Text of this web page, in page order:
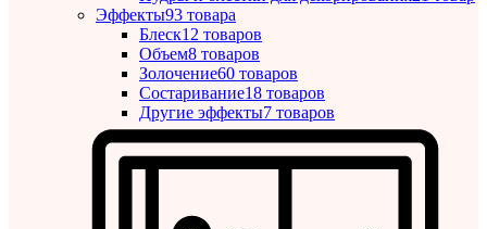
Эффекты93 товара
Блеск12 товаров
Объем8 товаров
Золочение60 товаров
Состаривание18 товаров
Другие эффекты7 товаров